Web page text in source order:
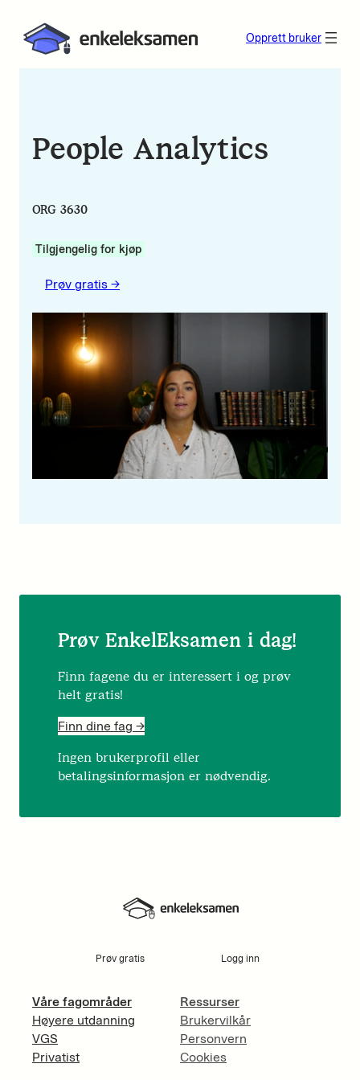
Opprett bruker
People Analytics
ORG 3630
Tilgjengelig for kjøp
Prøv gratis ->
Prøv EnkelEksamen i dag!
Finn fagene du er interessert i og prøv
helt gratis!
Finn dine fag ->
Ingen brukerprofil eller
betalingsinformasjon er nødvendig.
Prøv gratis Logg inn
Våre fagområder
Høyere utdanning
VGS
Privatist
Ressurser
Brukervilkår
Personvern
Cookies